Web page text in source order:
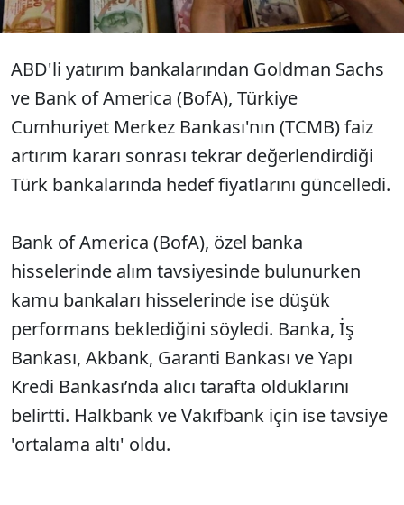
ABD'li yatırım bankalarından Goldman Sachs
ve Bank of America (BofA), Türkiye
Cumhuriyet Merkez Bankası'nın (TCMB) faiz
artırım kararı sonrası tekrar değerlendirdiği
Türk bankalarında hedef fiyatlarını güncelledi.
Bank of America (BofA), özel banka
hisselerinde alım tavsiyesinde bulunurken
kamu bankaları hisselerinde ise düşük
performans beklediğini söyledi. Banka, İş
Bankası, Akbank, Garanti Bankası ve Yapı
Kredi Bankası’nda alıcı tarafta olduklarını
belirtti. Halkbank ve Vakıfbank için ise tavsiye
'ortalama altı' oldu.